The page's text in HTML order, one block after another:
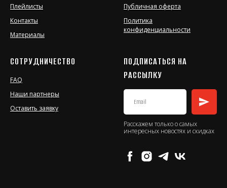
Плейлисты
Контакты
Материалы
Публичная оферта
Политика
конфиденциальности
СОТРУДНИЧЕСТВО
FAQ
Наши партнеры
Оставить заявку
ПОДПИСАТЬСЯ НА
РАССЫЛКУ
Расскажем только о самых
интересных новостях и скидках